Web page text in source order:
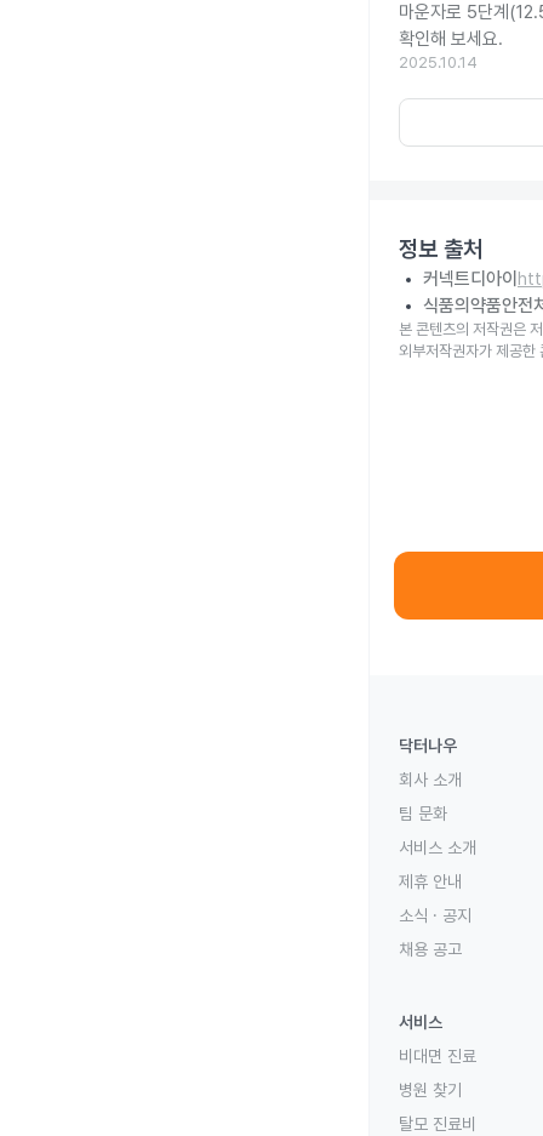
마운자로 5단계
확인해 보세요.
2025.10.14
정보 출처
커넥트디아이
식품의약품안전
본 콘텐츠의 저작권은
외부저작권자가 제공한
닥터나우
회사 소개
팀 문화
서비스 소개
제휴 안내
소식 · 공지
채용 공고
서비스
비대면 진료
병원 찾기
탈모 진료비